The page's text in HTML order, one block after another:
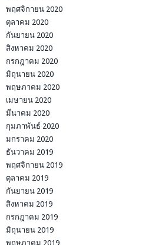
พฤศจิกายน 2020
ตุลาคม 2020
กันยายน 2020
สิงหาคม 2020
กรกฎาคม 2020
มิถุนายน 2020
พฤษภาคม 2020
เมษายน 2020
มีนาคม 2020
กุมภาพันธ์ 2020
มกราคม 2020
ธันวาคม 2019
พฤศจิกายน 2019
ตุลาคม 2019
กันยายน 2019
สิงหาคม 2019
กรกฎาคม 2019
มิถุนายน 2019
พฤษภาคม 2019